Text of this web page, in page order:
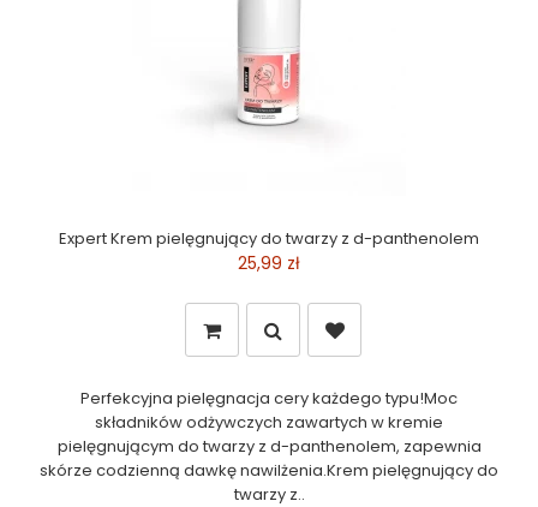
Expert Krem pielęgnujący do twarzy z d-panthenolem
25,99 zł
Perfekcyjna pielęgnacja cery każdego typu!Moc
składników odżywczych zawartych w kremie
pielęgnującym do twarzy z d-panthenolem, zapewnia
skórze codzienną dawkę nawilżenia.Krem pielęgnujący do
twarzy z..